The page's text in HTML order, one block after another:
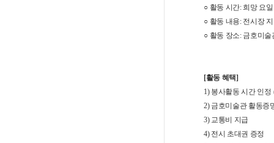
○ 활동 시간: 희망 요
○ 활동 내용: 전시장
○ 활동 장소: 금호미
[활동 혜택]
1) 봉사활동 시간 인정
2) 금호미술관 활동증
3) 교통비 지급
4) 전시 초대권 증정